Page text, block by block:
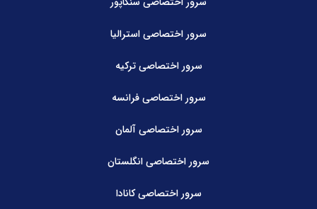
سرور اختصاصی استرالیا
سرور اختصاصی ترکیه
سرور اختصاصی فرانسه
سرور اختصاصی آلمان
سرور اختصاصی انگلستان
سرور اختصاصی کانادا